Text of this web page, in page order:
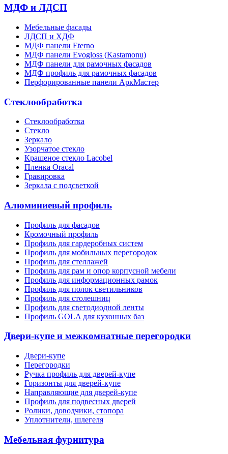
МДФ и ЛДСП
Мебельные фасады
ЛДСП и ХДФ
МДФ панели Eterno
МДФ панели Evogloss (Kastamonu)
МДФ панели для рамочных фасадов
МДФ профиль для рамочных фасадов
Перфорированные панели АркМастер
Стеклообработка
Стеклообработка
Стекло
Зеркало
Узорчатое стекло
Крашеное стекло Lacobel
Пленка Oracal
Гравировка
Зеркала с подсветкой
Алюминиевый профиль
Профиль для фасадов
Кромочный профиль
Профиль для гардеробных систем
Профиль для мобильных перегородок
Профиль для стеллажей
Профиль для рам и опор корпусной мебели
Профиль для информационных рамок
Профиль для полок светильников
Профиль для столешниц
Профиль для светодиодной ленты
Профиль GOLA для кухонных баз
Двери-купе и межкомнатные перегородки
Двери-купе
Перегородки
Ручка профиль для дверей-купе
Горизонты для дверей-купе
Направляющие для дверей-купе
Профиль для подвесных дверей
Ролики, доводчики, стопора
Уплотнители, шлегеля
Мебельная фурнитура